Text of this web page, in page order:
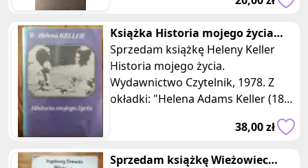
Książka Historia mojego życia
Helena Keller Czytelnik 1978
Sprzedam książkę Heleny Keller
Historia mojego życia.
Wydawnictwo Czytelnik, 1978. Z
okładki: "Helena Adams Keller (1880
38,00 zł
Sprzedam książkę Wieżowiec